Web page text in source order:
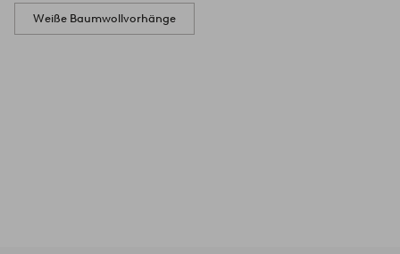
Weiße Baumwollvorhänge